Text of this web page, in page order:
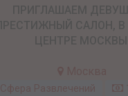
Сфера Развлечений